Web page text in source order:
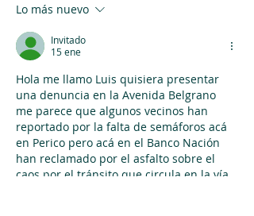
Lo más nuevo
Invitado
15 ene
Hola me llamo Luis quisiera presentar
una denuncia en la Avenida Belgrano
me parece que algunos vecinos han
reportado por la falta de semáforos acá
en Perico pero acá en el Banco Nación
han reclamado por el asfalto sobre el
caos por el tránsito que circula en la vía